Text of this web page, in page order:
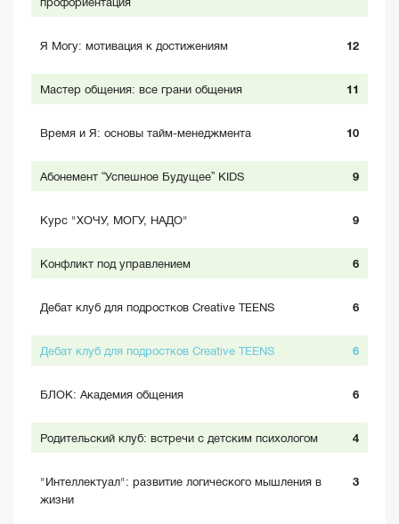
Я Могу: мотивация к достижениям 12
Мастер общения: все грани общения 11
Время и Я: основы тайм-менеджмента 10
Абонемент “Успешное Будущее” KIDS 9
Курс "ХОЧУ, МОГУ, НАДО" 9
Конфликт под управлением 6
Дебат клуб для подростков Creative TEENS 6
Дебат клуб для подростков Creative TEENS 6
БЛОК: Академия общения 6
Родительский клуб: встречи с детским психологом 4
"Интеллектуал": развитие логического мышления в
жизни
3